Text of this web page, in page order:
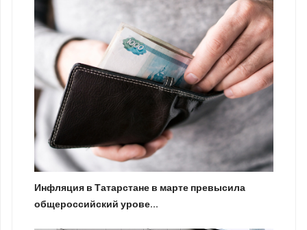
Инфляция в Татарстане в марте превысила
общероссийский урове...